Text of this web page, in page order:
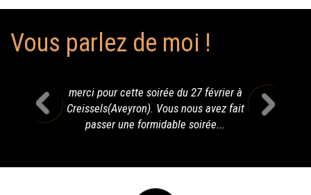
Vous parlez de moi !
merci pour cette soirée du 27 février à
Creissels(Aveyron). Vous nous avez fait
passer une formidable soirée...